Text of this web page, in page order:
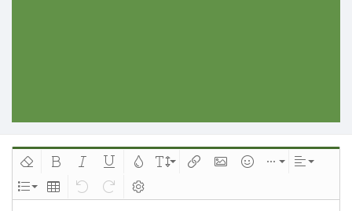
Ta bort formatering
Djärv KursivUnderstrykning
Text färg